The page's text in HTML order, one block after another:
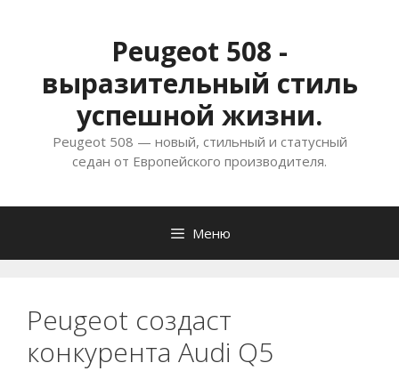
Peugeot 508 -
выразительный стиль
успешной жизни.
Peugeot 508 — новый, стильный и статусный
седан от Европейского производителя.
Меню
Peugeot создаст
конкурента Audi Q5